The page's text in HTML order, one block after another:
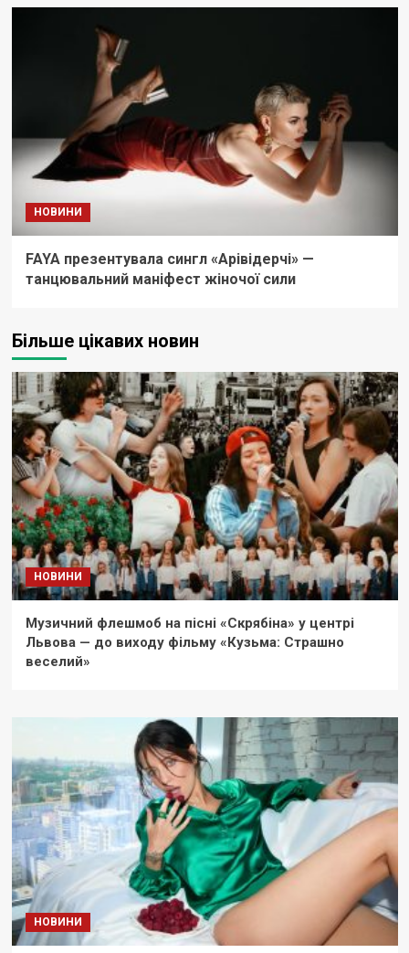
НОВИНИ
FAYA презентувала сингл «Арівідерчі» —
танцювальний маніфест жіночої сили
Більше цікавих новин
НОВИНИ
Музичний флешмоб на пісні «Скрябіна» у центрі
Львова — до виходу фільму «Кузьма: Страшно
веселий»
НОВИНИ